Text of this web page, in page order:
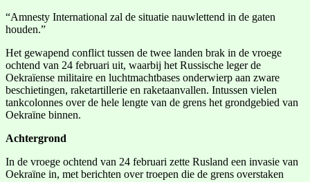
“Amnesty International zal de situatie nauwlettend in de gaten
houden.”
Het gewapend conflict tussen de twee landen brak in de vroege
ochtend van 24 februari uit, waarbij het Russische leger de
Oekraïense militaire en luchtmachtbases onderwierp aan zware
beschietingen, raketartillerie en raketaanvallen. Intussen vielen
tankcolonnes over de hele lengte van de grens het grondgebied van
Oekraïne binnen.
Achtergrond
In de vroege ochtend van 24 februari zette Rusland een invasie van
Oekraïne in, met berichten over troepen die de grens overstaken